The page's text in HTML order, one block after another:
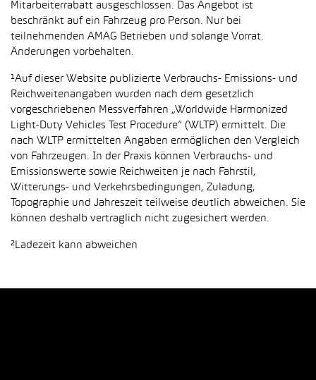
Mitarbeiterrabatt ausgeschlossen. Das Angebot ist
beschränkt auf ein Fahrzeug pro Person. Nur bei
teilnehmenden AMAG Betrieben und solange Vorrat.
Änderungen vorbehalten.
¹Auf dieser Website publizierte Verbrauchs- Emissions- und
Reichweitenangaben wurden nach dem gesetzlich
vorgeschriebenen Messverfahren „Worldwide Harmonized
Light-Duty Vehicles Test Procedure“ (WLTP) ermittelt. Die
nach WLTP ermittelten Angaben ermöglichen den Vergleich
von Fahrzeugen. In der Praxis können Verbrauchs- und
Emissionswerte sowie Reichweiten je nach Fahrstil,
Witterungs- und Verkehrsbedingungen, Zuladung,
Topographie und Jahreszeit teilweise deutlich abweichen. Sie
können deshalb vertraglich nicht zugesichert werden.
²Ladezeit kann abweichen